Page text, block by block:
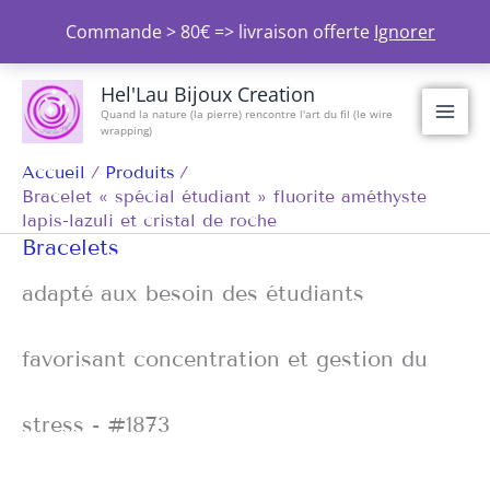
Commande > 80€ => livraison offerte Ignorer
contenu
Hel'Lau Bijoux Creation
Quand la nature (la pierre) rencontre l'art du fil (le wire
wrapping)
Accueil
Produits
Bracelet « spécial étudiant » fluorite améthyste
lapis-lazuli et cristal de roche
Bracelets
adapté aux besoin des étudiants
favorisant concentration et gestion du
stress - #1873